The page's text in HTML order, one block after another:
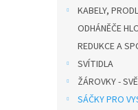
KABELY,
ODHÁNĚČE
REDUKCE A
SVÍTIDLA
ŽÁROVKY -
SÁČKY PRO